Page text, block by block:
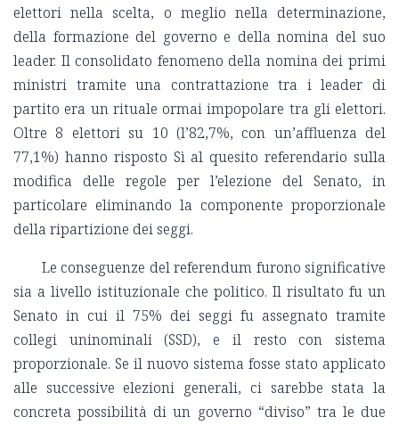
elettori nella scelta, o meglio nella determinazione,
della formazione del governo e della nomina del suo
leader. Il consolidato fenomeno della nomina dei primi
ministri tramite una contrattazione tra i leader di
partito era un rituale ormai impopolare tra gli elettori.
Oltre 8 elettori su 10 (l’82,7%, con un’affluenza del
77,1%) hanno risposto Sì al quesito referendario sulla
modifica delle regole per l’elezione del Senato, in
particolare eliminando la componente proporzionale
della ripartizione dei seggi.
Le conseguenze del referendum furono significative
sia a livello istituzionale che politico. Il risultato fu un
Senato in cui il 75% dei seggi fu assegnato tramite
collegi uninominali (SSD), e il resto con sistema
proporzionale. Se il nuovo sistema fosse stato applicato
alle successive elezioni generali, ci sarebbe stata la
concreta possibilità di un governo “diviso” tra le due